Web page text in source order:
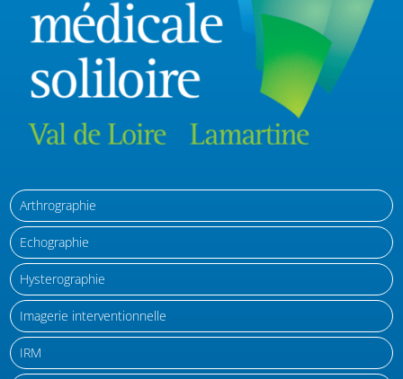
Arthrographie
Echographie
Hysterographie
Imagerie interventionnelle
IRM